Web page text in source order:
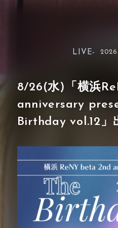
LIVE-
8/26(水)「横浜
anniversary
Birthday vol.12」